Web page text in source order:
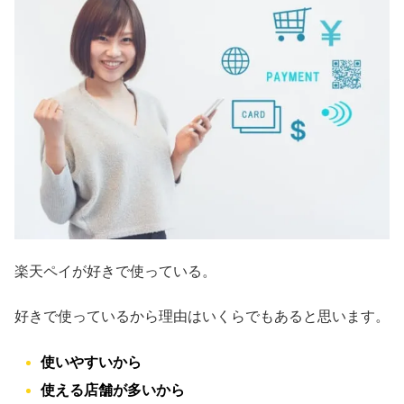
楽天ペイが好きで使っている。
好きで使っているから理由はいくらでもあると思います。
使いやすいから
使える店舗が多いから